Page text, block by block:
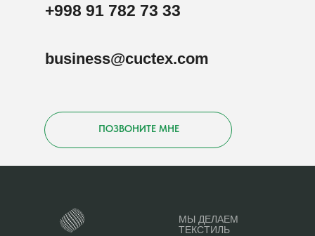
business@cuctex.com
ПОЗВОНИТЕ МНЕ
+998 91 782 73 33
МЫ ДЕЛАЕМ
ТЕКСТИЛЬ